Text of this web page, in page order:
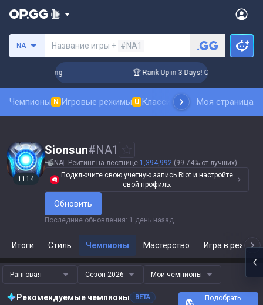
NA Название игры + #NA1
Coaching 🏆 Rank Up in 3 Days! Challenger
Чемпионы N Игровые режимы U Классика N Рейтинг скинов
Моя страница
1114
Sionsun#NA1
NA Рейтинг на лестнице 1,394,992 (99.74% от лучших)
Подключите свою учетную запись Riot и настройте
свой профиль.
Обновить
Последние обновления: 1 день назад
Итоги Стиль Чемпионы Мастерство Игра в
Ранговая Сезон 2026 Мои чемпионы
Рекомендуемые чемпионы BETA
Подобрать